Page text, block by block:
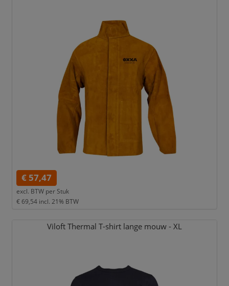
€ 57,47
excl. BTW per Stuk
€ 69,54 incl. 21% BTW
Viloft Thermal T-shirt lange mouw - XL